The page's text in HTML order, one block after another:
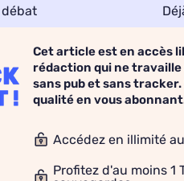
Cet article est en accès
rédaction qui ne travaille
sans pub et sans
qualité en vous
Accédez en illimité
Profitez d'au moins 1